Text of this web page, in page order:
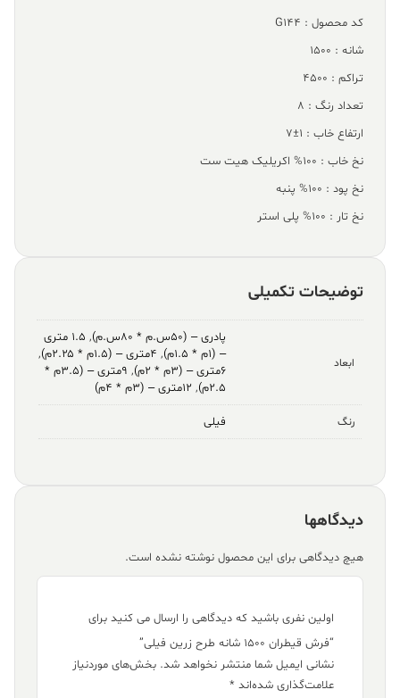
کد محصول : G144
شانه : 1500
تراکم : 4500
تعداد رنگ : 8
ارتفاع خاب : 1±7
نخ خاب : 100% اکریلیک هیت ست
نخ پود : 100% پنبه
نخ تار : 100% پلی استر
توضیحات تکمیلی
ابعاد
پادری – (۵۰س.م * ۸۰س.م) ,
۱.۵ متری
– (۱م * ۱.۵م)
, ۴متری – (۱.۵م * ۲.۲۵م)
,
۶متری – (۳م * ۲م)
,
۹متری – (۳.۵م *
۲.۵م)
, ۱۲متری – (۳م * ۴م)
رنگ فیلی
دیدگاهها
هیچ دیدگاهی برای این محصول نوشته نشده است.
اولین نفری باشید که دیدگاهی را ارسال می کنید برای
“فرش قیطران ۱۵۰۰ شانه طرح زرین فیلی”
نشانی ایمیل شما منتشر نخواهد شد. بخش‌های موردنیاز
علامت‌گذاری شده‌اند *